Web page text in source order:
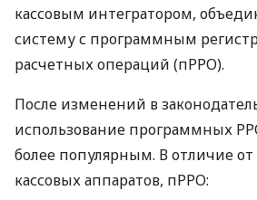
кассовым интегратором,
систему с программным
расчетных операций (пРРО).
После изменений в
использование программных
более популярным. В отличие от
кассовых аппаратов, пРРО: